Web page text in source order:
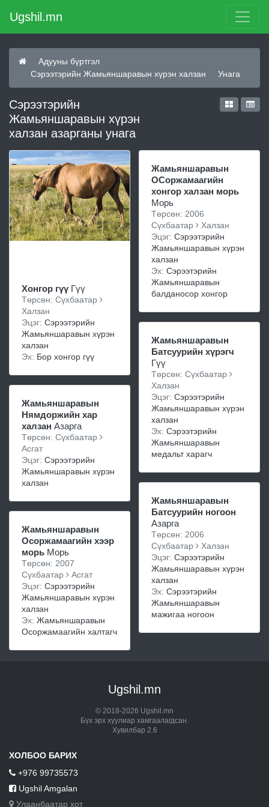
Ugshil.mn
Адууны бүртгэл
Сэрээтэрийн Жамьяншаравын хүрэн халзан
Унага
Сэрээтэрийн
Жамьяншаравын хүрэн
халзан азарганы унага
Хонгор гүү Гүү
Төрсөн: Сүхбаатар
Халзан
Эцэг: Сэрээтэрийн
Жамьяншаравын хүрэн
халзан
Эх: Бор хонгор гүү
Жамьяншаравын
Нямдоржийн хар
халзан Азарга
Төрсөн: Сүхбаатар
Асгат
Эцэг: Сэрээтэрийн
Жамьяншаравын хүрэн
халзан
Жамьяншаравын
Осоржамаагийн хээр
морь Морь
Төрсөн: 2007
Сүхбаатар
Асгат
Эцэг: Сэрээтэрийн
Жамьяншаравын хүрэн
халзан
Эх: Жамьяншаравын
Осоржамаагийн халтагч
Жамьяншаравын
ОСоржамаагийн
хонгор халзан морь
Морь
Төрсөн: 2006
Сүхбаатар
Халзан
Эцэг: Сэрээтэрийн
Жамьяншаравын хүрэн
халзан
Эх: Сэрээтэрийн
Жамьяншаравын
балданосор хонгор
Жамьяншаравын
Батсуурийн хүрэгч
Гүү
Төрсөн: Сүхбаатар
Халзан
Эцэг: Сэрээтэрийн
Жамьяншаравын хүрэн
халзан
Эх: Сэрээтэрийн
Жамьяншаравын
медальт харагч
Жамьяншаравын
Батсуурийн ногоон
Азарга
Төрсөн: 2006
Сүхбаатар
Халзан
Эцэг: Сэрээтэрийн
Жамьяншаравын хүрэн
халзан
Эх: Сэрээтэрийн
Жамьяншаравын
мажигаа ногоон
Ugshil.mn
© 2018-2026 Ugshil.mn
Бүх эрх хуулиар хамгаалагдсан.
Хувилбар 2.6
ХОЛБОО БАРИХ
+976 99735573
Ugshil Amgalan
Улаанбаатар хот